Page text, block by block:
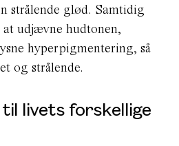
strålende glød. Samtidig
udjævne hudtonen,
hyperpigmentering, så
og strålende.
livets forskellige